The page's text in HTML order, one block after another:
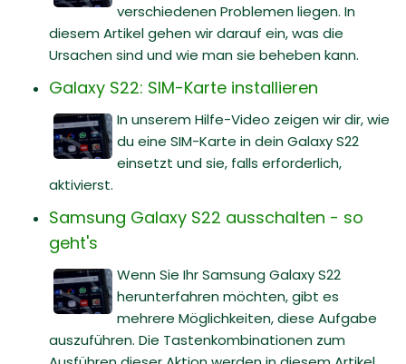
verschiedenen Problemen liegen. In
diesem Artikel gehen wir darauf ein, was die
Ursachen sind und wie man sie beheben kann.
Galaxy S22: SIM-Karte installieren
In unserem Hilfe-Video zeigen wir dir, wie
du eine SIM-Karte in dein Galaxy S22
einsetzt und sie, falls erforderlich,
aktivierst.
Samsung Galaxy S22 ausschalten - so
geht's
Wenn Sie Ihr Samsung Galaxy S22
herunterfahren möchten, gibt es
mehrere Möglichkeiten, diese Aufgabe
auszuführen. Die Tastenkombinationen zum